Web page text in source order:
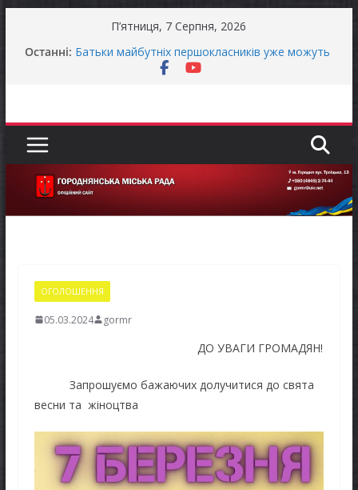
П’ятниця, 7 Серпня, 2026
Останні: Батьки майбутніх першокласників уже можуть
оформити «Пакунок школяра»
присудження Премії Кабінету Міністрів України
енергетичної стійкості України
До уваги представників бізнесу!
Продовжується реалізація програми «Діалог
влади та бізнесу»
ОГОЛОШЕННЯ
05.03.2024 gormr
ДО УВАГИ ГРОМАДЯН!
Запрошуємо бажаючих долучитися до свята
весни та жіноцтва